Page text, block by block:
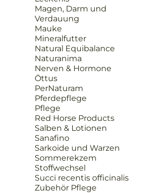
Magen, Darm und
Verdauung
Mauke
Mineralfutter
Natural Equibalance
Naturanima
Nerven & Hormone
Öttus
PerNaturam
Pferdepflege
Pflege
Red Horse Products
Salben & Lotionen
Sanafino
Sarkoide und Warzen
Sommerekzem
Stoffwechsel
Succi recentis officinalis
Zubehör Pflege